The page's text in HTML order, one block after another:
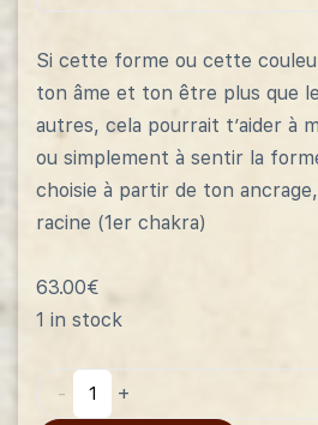
Si cette forme ou cette
ton âme et ton être plus que
autres, cela pourrait t’aider à
ou simplement à sentir la
choisie à partir de ton
racine (1er chakra)
63.00€
1 in stock
- +